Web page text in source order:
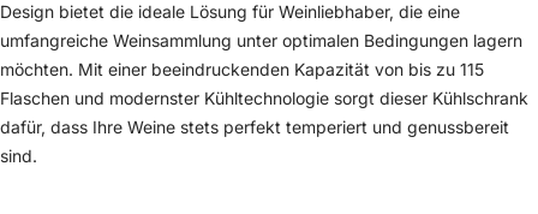
Design bietet die ideale Lösung für Weinliebhaber, die eine
umfangreiche Weinsammlung unter optimalen Bedingungen lagern
möchten. Mit einer beeindruckenden Kapazität von bis zu 115
Flaschen und modernster Kühltechnologie sorgt dieser Kühlschrank
dafür, dass Ihre Weine stets perfekt temperiert und genussbereit
sind.